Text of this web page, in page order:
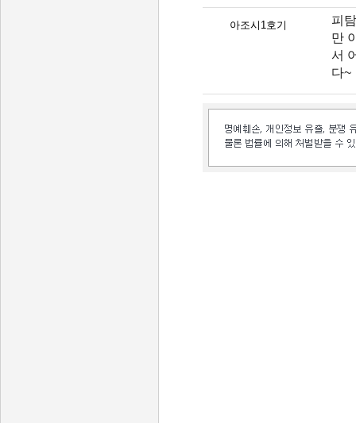
아조시1호기
피
만
서
다~